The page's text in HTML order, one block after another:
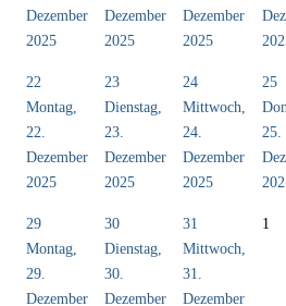
Dezember
2025
Dezember
2025
Dezember
2025
22
Montag,
22.
Dezember
2025
23
Dienstag,
23.
Dezember
2025
24
Mittwoch,
24.
Dezember
2025
25
25.
29
Montag,
29.
Dezember
30
Dienstag,
30.
Dezember
31
Mittwoch,
31.
Dezember
1